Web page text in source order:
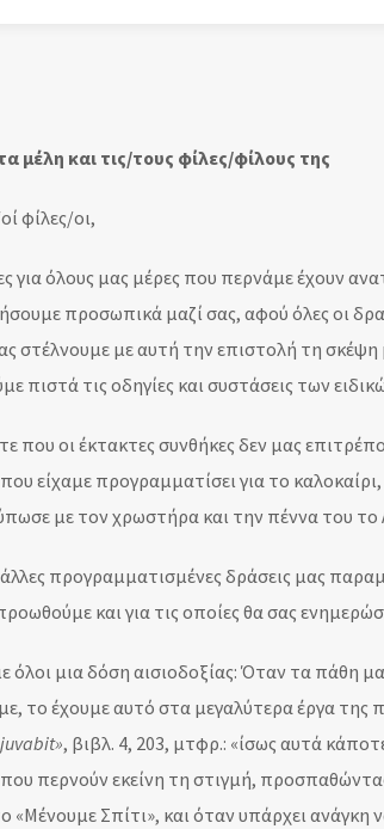
μέλη και τις/τους φίλες/φίλους της
φίλες/οι,
για όλους μας μέρες που περνάμε έχουν
προσωπικά μαζί σας, αφού όλες οι
στέλνουμε με αυτή την επιστολή τη σκέψη
πιστά τις οδηγίες και συστάσεις των
που οι έκτακτες συνθήκες δεν μας
είχαμε προγραμματίσει για το
με τον χρωστήρα και την πέννα του το
προγραμματισμένες δράσεις μας
και για τις οποίες θα σας
όλοι μια δόση αισιοδοξίας: Όταν τα πάθη
το έχουμε αυτό στα μεγαλύτερα έργα της
, βιβλ. 4, 203, μτφρ.: «ίσως αυτά
περνούν εκείνη τη στιγμή,
«Μένουμε Σπίτι», και όταν υπάρχει ανάγκη